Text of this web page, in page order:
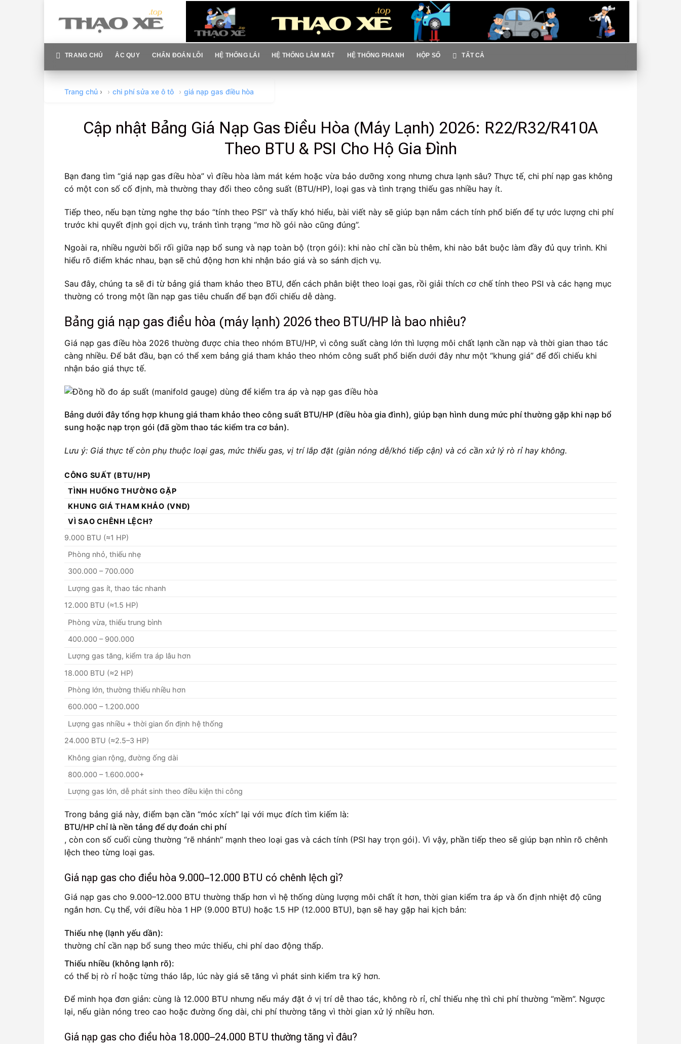
content
TRANG CHỦ ẮC QUY CHẨN ĐOÁN LỖI HỆ THỐNG LÁI HỆ THỐNG LÀM MÁT HỆ THỐNG PHANH HỘP SỐ TẤT CẢ
Trang chủ › chi phí sửa xe ô tô giá nạp gas điều hòa
Cập nhật Bảng Giá Nạp Gas Điều Hòa (Máy Lạnh) 2026: R22/R32/R410A
Theo BTU & PSI Cho Hộ Gia Đình
Bạn đang tìm “giá nạp gas điều hòa” vì điều hòa làm mát kém hoặc vừa bảo dưỡng xong nhưng chưa lạnh sâu? Thực tế, chi phí nạp gas không
có một con số cố định, mà thường thay đổi theo công suất (BTU/HP), loại gas và tình trạng thiếu gas nhiều hay ít.
Tiếp theo, nếu bạn từng nghe thợ báo “tính theo PSI” và thấy khó hiểu, bài viết này sẽ giúp bạn nắm cách tính phổ biến để tự ước lượng chi phí
trước khi quyết định gọi dịch vụ, tránh tình trạng “mơ hồ gói nào cũng đúng”.
Ngoài ra, nhiều người bối rối giữa nạp bổ sung và nạp toàn bộ (trọn gói): khi nào chỉ cần bù thêm, khi nào bắt buộc làm đầy đủ quy trình. Khi
hiểu rõ điểm khác nhau, bạn sẽ chủ động hơn khi nhận báo giá và so sánh dịch vụ.
Sau đây, chúng ta sẽ đi từ bảng giá tham khảo theo BTU, đến cách phân biệt theo loại gas, rồi giải thích cơ chế tính theo PSI và các hạng mục
thường có trong một lần nạp gas tiêu chuẩn để bạn đối chiếu dễ dàng.
Bảng giá nạp gas điều hòa (máy lạnh) 2026 theo BTU/HP là bao nhiêu?
Giá nạp gas điều hòa 2026 thường được chia theo nhóm BTU/HP, vì công suất càng lớn thì lượng môi chất lạnh cần nạp và thời gian thao tác
càng nhiều. Để bắt đầu, bạn có thể xem bảng giá tham khảo theo nhóm công suất phổ biến dưới đây như một “khung giá” để đối chiếu khi
nhận báo giá thực tế.
Bảng dưới đây tổng hợp khung giá tham khảo theo công suất BTU/HP (điều hòa gia đình), giúp bạn hình dung mức phí thường gặp khi nạp bổ
sung hoặc nạp trọn gói (đã gồm thao tác kiểm tra cơ bản).
Lưu ý: Giá thực tế còn phụ thuộc loại gas, mức thiếu gas, vị trí lắp đặt (giàn nóng dễ/khó tiếp cận) và có cần xử lý rò rỉ hay không.
CÔNG SUẤT (BTU/HP)
TÌNH HUỐNG THƯỜNG GẶP
KHUNG GIÁ THAM KHẢO (VNĐ)
VÌ SAO CHÊNH LỆCH?
9.000 BTU (≈1 HP)
Phòng nhỏ, thiếu nhẹ
300.000 – 700.000
Lượng gas ít, thao tác nhanh
12.000 BTU (≈1.5 HP)
Phòng vừa, thiếu trung bình
400.000 – 900.000
Lượng gas tăng, kiểm tra áp lâu hơn
18.000 BTU (≈2 HP)
Phòng lớn, thường thiếu nhiều hơn
600.000 – 1.200.000
Lượng gas nhiều + thời gian ổn định hệ thống
24.000 BTU (≈2.5–3 HP)
Không gian rộng, đường ống dài
800.000 – 1.600.000+
Lượng gas lớn, dễ phát sinh theo điều kiện thi công
Trong bảng giá này, điểm bạn cần “móc xích” lại với mục đích tìm kiếm là:
BTU/HP chỉ là nền tảng để dự đoán chi phí
, còn con số cuối cùng thường “rẽ nhánh” mạnh theo loại gas và cách tính (PSI hay trọn gói). Vì vậy, phần tiếp theo sẽ giúp bạn nhìn rõ chênh
lệch theo từng loại gas.
Giá nạp gas cho điều hòa 9.000–12.000 BTU có chênh lệch gì?
Giá nạp gas cho 9.000–12.000 BTU thường thấp hơn vì hệ thống dùng lượng môi chất ít hơn, thời gian kiểm tra áp và ổn định nhiệt độ cũng
ngắn hơn. Cụ thể, với điều hòa 1 HP (9.000 BTU) hoặc 1.5 HP (12.000 BTU), bạn sẽ hay gặp hai kịch bản:
Thiếu nhẹ (lạnh yếu dần):
thường chỉ cần nạp bổ sung theo mức thiếu, chi phí dao động thấp.
Thiếu nhiều (không lạnh rõ):
có thể bị rò rỉ hoặc từng tháo lắp, lúc này giá sẽ tăng vì phát sinh kiểm tra kỹ hơn.
Để minh họa đơn giản: cùng là 12.000 BTU nhưng nếu máy đặt ở vị trí dễ thao tác, không rò rỉ, chỉ thiếu nhẹ thì chi phí thường “mềm”. Ngược
lại, nếu giàn nóng treo cao hoặc đường ống dài, chi phí thường tăng vì thời gian xử lý nhiều hơn.
Giá nạp gas cho điều hòa 18.000–24.000 BTU thường tăng vì đâu?